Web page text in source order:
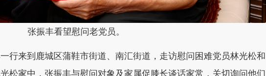
张振丰看望慰问老党员。
行来到鹿城区蒲鞋市街道、南汇街道，走访慰问困难党员林光松和
松家中，张振丰与慰问对象及家属促膝长谈话家常，关切询问他们